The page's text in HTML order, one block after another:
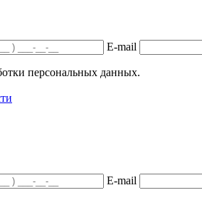
E-mail
персональных данных.
E-mail